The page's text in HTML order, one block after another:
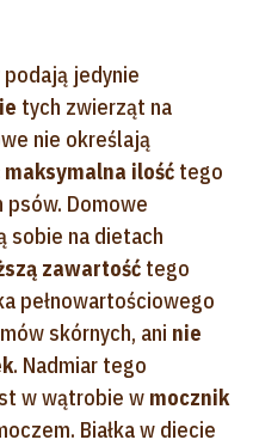
jedynie
tych zwierząt na
nie określają
maksymalna ilość tego
psów. Domowe
sobie na dietach
zawartość tego
pełnowartościowego
skórnych, ani nie
. Nadmiar tego
w wątrobie w mocznik
Białka w diecie